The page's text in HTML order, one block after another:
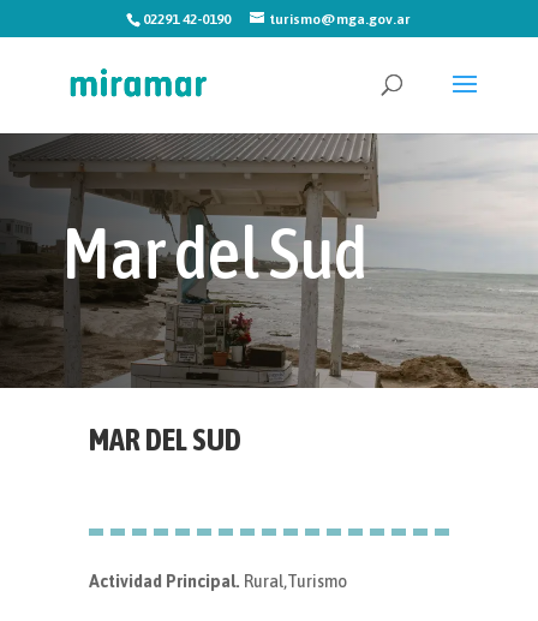
02291 42-0190 turismo@mga.gov.ar
Mar del Sud
MAR DEL SUD
Actividad Principal. Rural,Turismo